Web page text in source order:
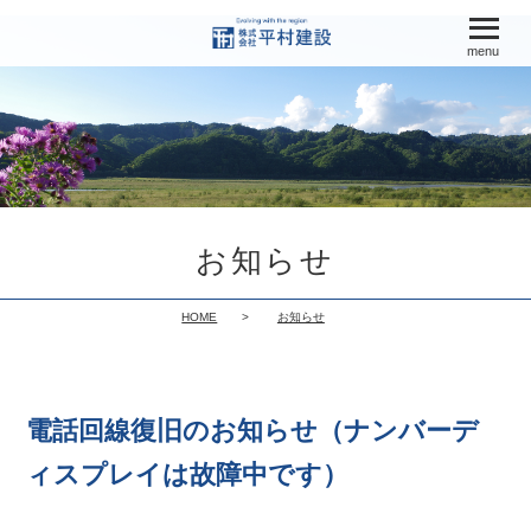
menu
お知らせ
HOME お知らせ
電話回線復旧のお知らせ（ナンバーデ
ィスプレイは故障中です）